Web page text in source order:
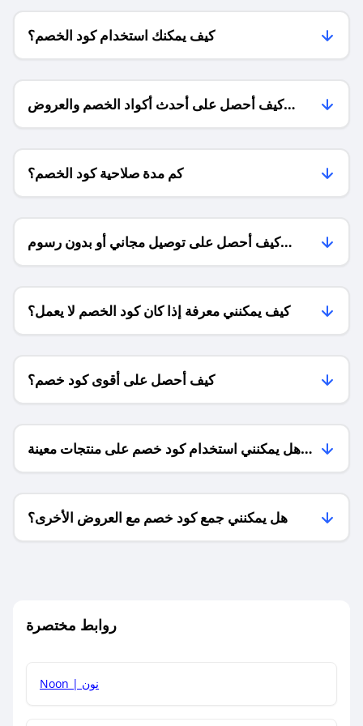
كيف يمكنك استخدام كود الخصم؟
كيف أحصل على أحدث أكواد الخصم والعروض
للمتاجر؟
كم مدة صلاحية كود الخصم؟
كيف أحصل على توصيل مجاني أو بدون رسوم
الشحن ؟
كيف يمكنني معرفة إذا كان كود الخصم لا يعمل؟
كيف أحصل على أقوى كود خصم؟
هل يمكنني استخدام كود خصم على منتجات معينة
فقط؟
هل يمكنني جمع كود خصم مع العروض الأخرى؟
روابط مختصرة
Noon | نون